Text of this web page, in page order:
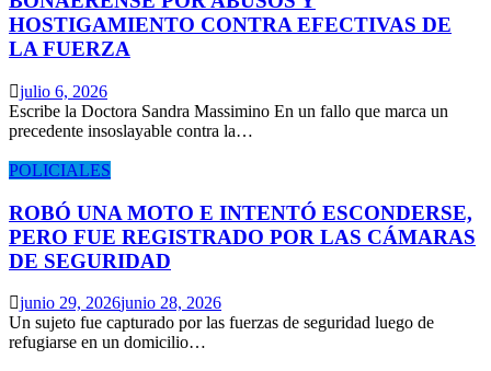
HOSTIGAMIENTO CONTRA EFECTIVAS DE
LA FUERZA
julio 6, 2026
Escribe la Doctora Sandra Massimino En un fallo que marca un
precedente insoslayable contra la…
POLICIALES
ROBÓ UNA MOTO E INTENTÓ ESCONDERSE,
PERO FUE REGISTRADO POR LAS CÁMARAS
DE SEGURIDAD
junio 29, 2026junio 28, 2026
Un sujeto fue capturado por las fuerzas de seguridad luego de
refugiarse en un domicilio…